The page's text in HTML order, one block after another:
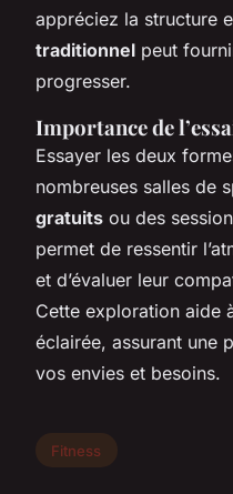
appréciez la structure
traditionnel peut
progresser.
Importance de
Essayer les deux
nombreuses salles de
gratuits ou des
permet de ressentir
et d’évaluer leur
Cette exploration aide
éclairée, assurant une
vos envies et besoins.
Fitness